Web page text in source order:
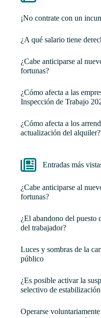
¡No contrate con un
¿A qué salario tiene
¿Cabe anticiparse al
fortunas?
¿Cómo afecta a las
Inspección de Trabajo
¿Cómo afecta a los
actualización del alquiler?
Entradas más
¿Cabe anticiparse al
fortunas?
¿El abandono del puesto
del trabajador?
Luces y sombras de la
público
¿Es posible activar la
selectivo de
Operarse